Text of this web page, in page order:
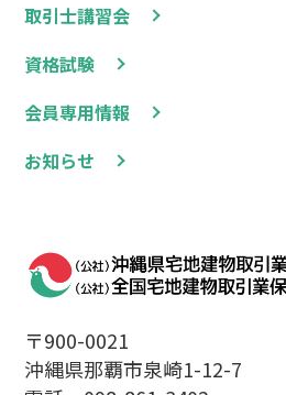
取引士講習会
資格試験
会員専用情報
お知らせ
〒900-0021
沖縄県那覇市泉崎1-12-7